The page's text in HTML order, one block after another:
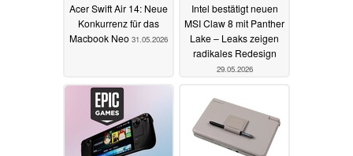
Acer Swift Air 14: Neue
Konkurrenz für das
Macbook Neo 31.05.2026
Intel bestätigt neuen
MSI Claw 8 mit Panther
Lake – Leaks zeigen
radikales Redesign
29.05.2026